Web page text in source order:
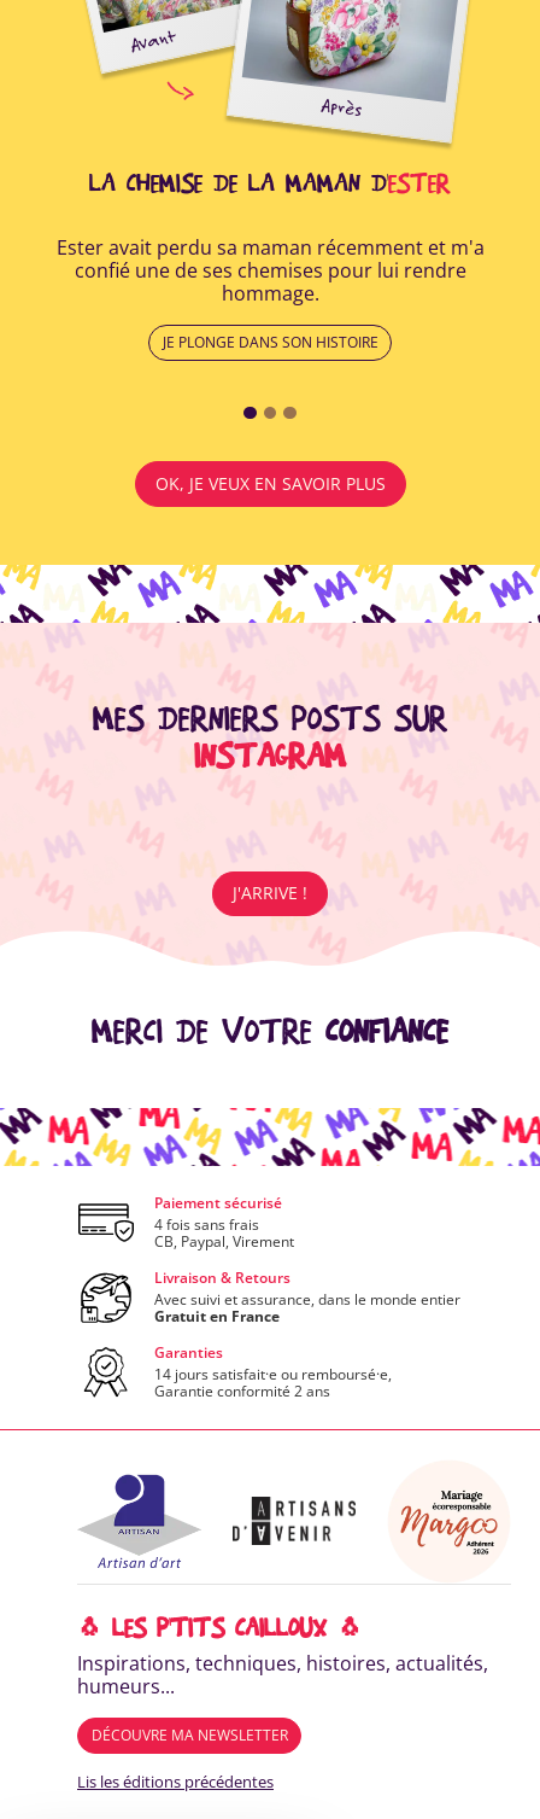
LA CHEMISE DE LA MAMAN D'ESTER
Ester avait perdu sa maman récemment et m'a
confié une de ses chemises pour lui rendre
hommage.
JE PLONGE DANS SON HISTOIRE
Avant
Après
OK, JE VEUX EN SAVOIR PLUS
MES DERNIERS POSTS SUR
INSTAGRAM
J'ARRIVE !
MERCI DE VOTRE CONFIANCE
Paiement sécurisé
4 fois sans frais
CB, Paypal, Virement
Livraison & Retours
Avec suivi et assurance, dans le monde entier
Gratuit en France
Garanties
14 jours satisfait·e ou remboursé·e,
Garantie conformité 2 ans
🐧 LES P'TITS CAILLOUX 🐧
Inspirations, techniques, histoires, actualités,
humeurs...
DÉCOUVRE MA NEWSLETTER
Lis les éditions précédentes